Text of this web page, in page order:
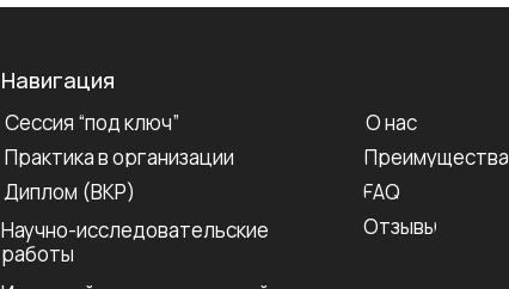
Навигация
Сессия “под ключ”
Практика в организации
Диплом (ВКР)
Научно-исследовательские
работы
О нас
Преимущества
FAQ
Отзывы